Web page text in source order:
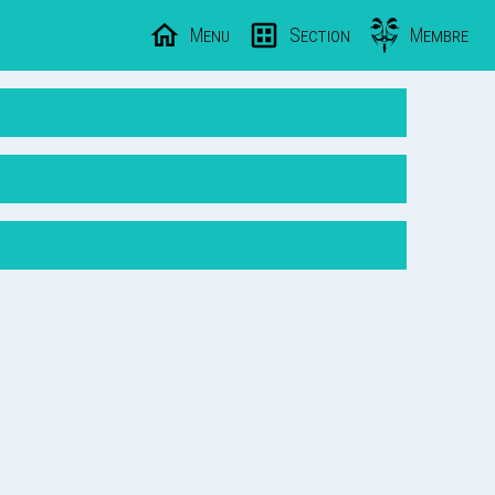
Menu Section Membre